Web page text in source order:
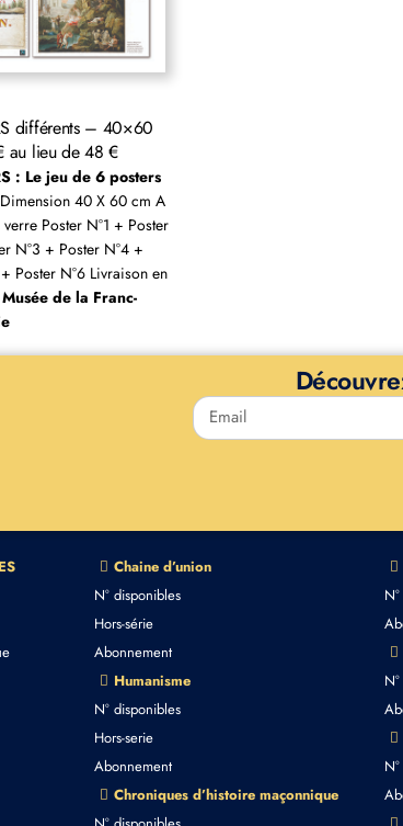
différents – 40×60
au lieu de 48 €
: Le jeu de 6 posters
Dimension 40 X 60 cm A
verre Poster N°1 + Poster
N°3 + Poster N°4 +
Poster N°6 Livraison en
Musée de la Franc-
Chaine d’union
N° disponibles
Hors-série
Abonnement
Humanisme
N° disponibles
Hors-serie
Abonnement
Chroniques d’histoire maçonnique